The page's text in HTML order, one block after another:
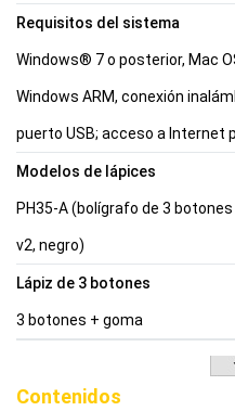
Requisitos del sistema
Windows® 7 o posterior, Mac
Windows ARM, conexión
puerto USB; acceso a Internet
Modelos de lápices
PH35-A (bolígrafo de 3
v2, negro)
Lápiz de 3 botones
3 botones + goma
Contenidos